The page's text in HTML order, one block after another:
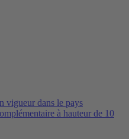
vigueur dans le pays
à hauteur de 10